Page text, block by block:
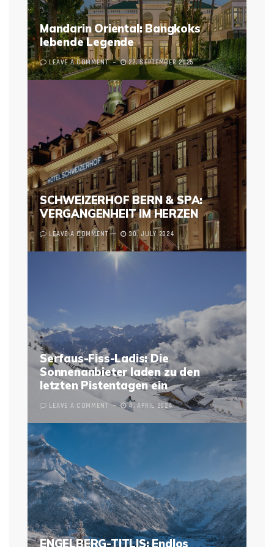
Mandarin Oriental: Bangkoks
lebende Legende
LEAVE A COMMENT 22. SEPTEMBER 2025
SCHWEIZERHOF BERN & SPA:
VERGANGENHEIT IM HERZEN
LEAVE A COMMENT 30. JULY 2024
Serfaus-Fiss-Ladis: Die
Sonnenanbieter laden zu den
letzten Pistentagen ein
LEAVE A COMMENT 4. APRIL 2024
ENGELBERG-TITLIS: Endlos